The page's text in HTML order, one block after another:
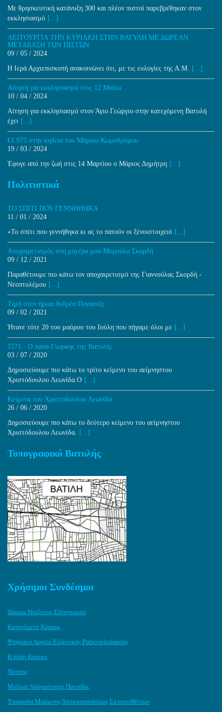
Με θρησκευτική κατάνυξη 300 και πλέον πιστοί παρεβρέθηκαν στον
εκκλησιασμό [...]
ΛΕΙΤΟΥΡΓΙΑ ΤΗΝ ΚΥΡΙΑΚΗ ΣΤΗΝ ΒΑΤΥΛΗ ΜΕ ΔΩΡΕΑΝ
ΜΕΤΑΒΑΣΗ ΤΩΝ ΠΙΣΤΩΝ
09 / 05 / 2024
Η Ιερά Αρχιεπισκοπή ανακοινώνει ότι, με τις ευλογίες της Α.Μ. [...]
Αίτηση για εκκλησιασμό στις 12 Μαίου
10 / 04 / 2024
Αίτηση για εκκλησιασμό στον Άγιο Γεώργιο στην κατεχόμενη Βατυλή
έχει [...]
€1.975 στην κηδεία του Μάριου Κωμοδρόμου
19 / 03 / 2024
Έφυγε από την ζωή στις 14 Μαρτίου ο Μάριος Δημήτρη [...]
Πολιτιστικά
ΤΟ ΣΠΙΤΙ ΠΟΥ ΓΕΝΝΗΘΗΚΑ
11 / 01 / 2024
«Το σπίτι που γεννήθηκα κι ας το πατούν οι ξένοιστοιχειό [...]
Aποχαιρετισμός στη μητέρα μου Μυρούλα Σκορδή
09 / 12 / 2021
Παραθέτουμε πιο κάτω τον αποχαιρετισμό της Γιαννούλας Σκορδή -
Νεοπτολέμου [...]
Τιμή στον ήρωα Ανδρέα Πογιατζή
09 / 02 / 2021
Ήτανε τότε 20 του μαύρου του Ιούλη που πήγαμε όλοι με [...]
1571 - Ο παπά-Γιωρκης της Βατυλής
03 / 07 / 2020
Δημοσιεύουμε πιο κάτω το τρίτο κείμενο του αείμνηστου
Χριστόδουλου Λεωνίδα.Ο [...]
Κείμενα του Χριστόδουλου Λεωνίδα
26 / 06 / 2020
Δημοσιεύουμε πιο κάτω το δεύτερο κείμενο του αείμνηστου
Χριστόδουλου Λεωνίδα. [...]
Τοπογραφικό Βατυλής
Χρήσιμοι Συνδέσμοι
Ίδρυμα Μείζονος Ελληνισμού
Κατεχόμενη Κύπρος
Ψηφιακό Αρχείο Ελληνικής Ραδιοτηλεόρασης
Η άλλη Κύπρος
Νόστος
Μνήμες Αλησμόνητες Πατρίδες
Υπηρεσία Μερίμνης Αποκαταστάσεως Εκτοπισθέντων